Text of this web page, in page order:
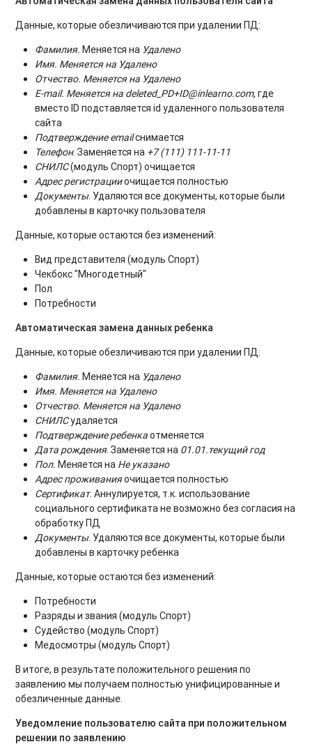
Данные, которые обезличиваются при удалении ПД:
Фамилия. Меняется на Удалено
Имя. Меняется на Удалено
Отчество. Меняется на Удалено
E-mail. Меняется на deleted_PD+ID@inlearno.com,где
вместо ID подставляется id удаленного пользователя
сайта
Подтверждение emailснимается
Телефон. Заменяется на +7 (111) 111-11-11
СНИЛС(модуль Спорт) очищается
Адрес регистрацииочищается полностью
Документы. Удаляются все документы, которые были
добавлены в карточку пользователя
Данные, которые остаются без изменений:
Вид представителя (модуль Спорт)
Чекбокс "Многодетный"
Пол
Потребности
Автоматическая замена данных ребенка
Данные, которые обезличиваются при удалении ПД:
Фамилия. Меняется на Удалено
Имя. Меняется на Удалено
Отчество. Меняется на Удалено
СНИЛСудаляется
Подтверждение ребенкаотменяется
Дата рождения. Заменяется на 01.01.текущий год
Пол.Меняется на Не указано
Адрес проживанияочищается полностью
Сертификат. Аннулируется, т.к. использование
социального сертификата не возможно без согласия на
обработку ПД
Документы. Удаляются все документы, которые были
добавлены в карточку ребенка
Данные, которые остаются без изменений:
Потребности
Разряды и звания (модуль Спорт)
Судейство (модуль Спорт)
Медосмотры (модуль Спорт)
В итоге, в результате положительного решения по
заявлению мы получаем полностью унифицированные и
обезличенные данные.
Уведомление пользователю сайта при положительном
решении по заявлению